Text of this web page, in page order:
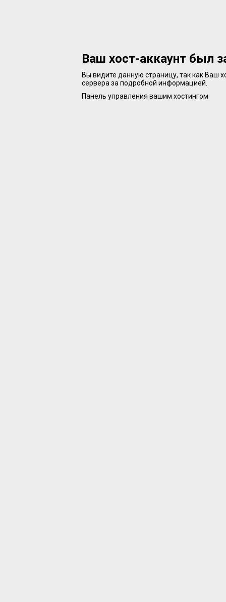
Ваш хост-аккаунт был
Вы видите данную страницу, так как Ваш
сервера за подробной информацией.
Панель управления вашим хостингом